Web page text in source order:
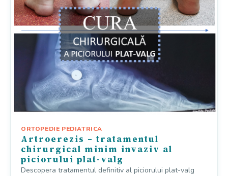
ORTOPEDIE PEDIATRICA
Artroerezis – tratamentul
chirurgical minim invaziv al
piciorului plat-valg
Descopera tratamentul definitiv al piciorului plat-valg